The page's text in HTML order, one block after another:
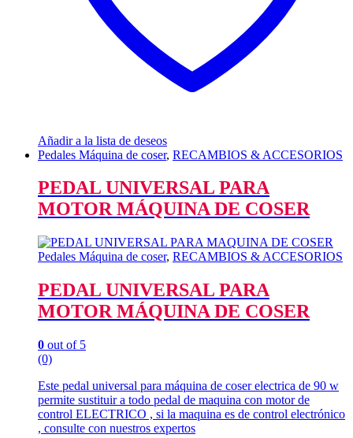
Añadir a la lista de deseos
Pedales Máquina de coser, RECAMBIOS & ACCESORIOS
PEDAL UNIVERSAL PARA
MOTOR MÁQUINA DE COSER
Pedales Máquina de coser, RECAMBIOS & ACCESORIOS
PEDAL UNIVERSAL PARA
MOTOR MÁQUINA DE COSER
0 out of 5
(0)
Este pedal universal para máquina de coser electrica de 90 w
permite sustituir a todo pedal de maquina con motor de
control ELECTRICO , si la maquina es de control electrónico
, consulte con nuestros expertos